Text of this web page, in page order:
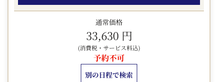
お食事なしのスタンダード素泊まりプランです。
最終チェックインは29時半！
お食事は自由にお楽しみいただけますので、しっかり観光
チェックインが遅くなる方、朝はゆっくり寝ていたい方に
通常価格
33,630 円
(消費税・サービス料込)
予約不可
別の日程で検索